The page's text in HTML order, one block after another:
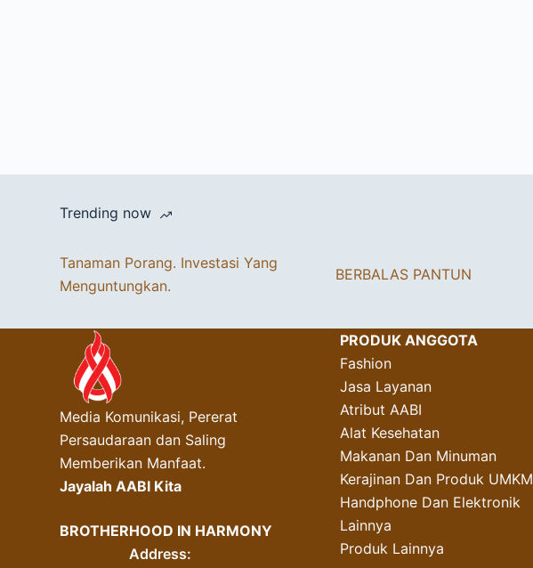
Trending now
Tanaman Porang. Investasi Yang
Menguntungkan.
BERBALAS PANTUN
Media Komunikasi, Pererat
Persaudaraan dan Saling
Memberikan Manfaat.
Jayalah AABI Kita
BROTHERHOOD IN HARMONY
Address:
PRODUK ANGGOTA
Fashion
Jasa Layanan
Atribut AABI
Alat Kesehatan
Makanan Dan Minuman
Kerajinan Dan Produk UMKM
Handphone Dan Elektronik
Lainnya
Produk Lainnya